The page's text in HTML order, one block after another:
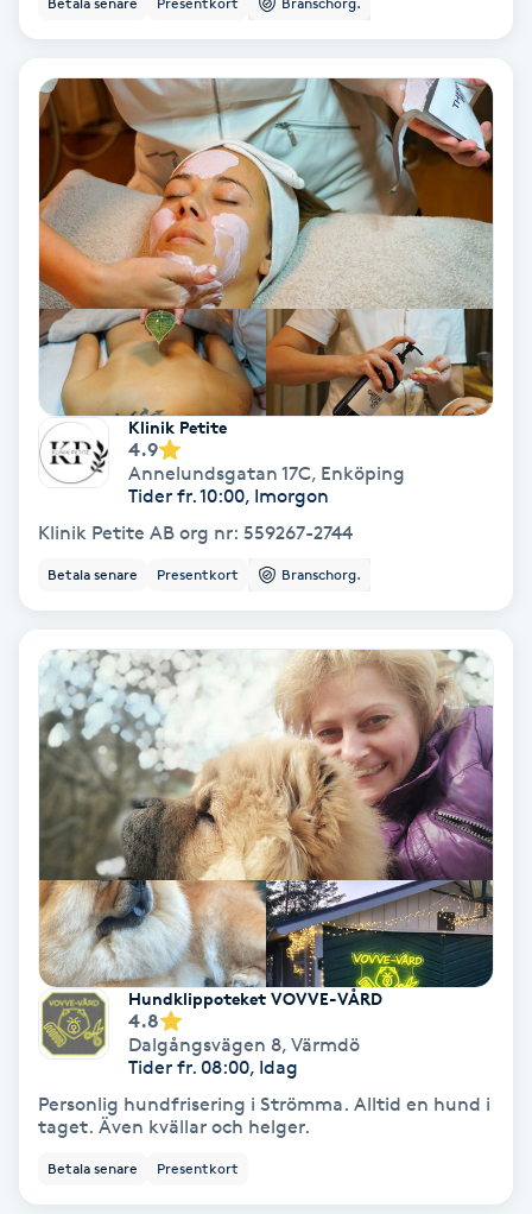
Babylights
Balayage
Bambumassage
Barber
Barnklippning
BIAB
Bottenfärg
Brynformning
Brynfärgning
Brynplockning
Bröllopsuppsättning
Celluliter
Coachning
Color correction
Cryoterapi
Klinik Petite
4.9
Annelundsgatan 17C, Enköping
Tider fr. 10:00, Imorgon
Klinik Petite AB org nr: 559267-2744
Betala senare Presentkort Branschorg.
Hundklippoteket VOVVE-VÅRD
4.8
Dalgångsvägen 8, Värmdö
Tider fr. 08:00, Idag
Personlig hundfrisering i Strömma. Alltid en hund i
taget. Även kvällar och helger.
Betala senare Presentkort